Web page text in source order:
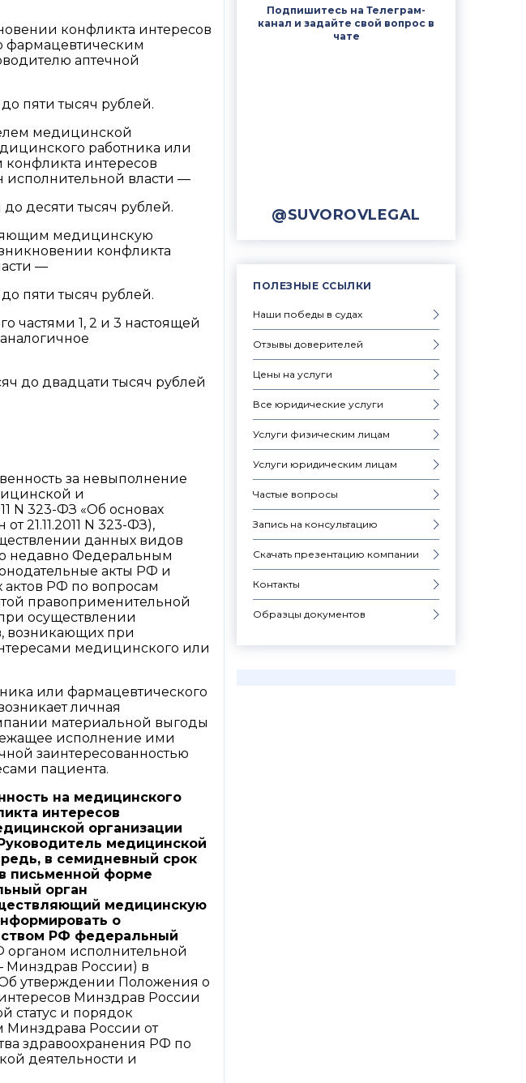
Подпишитесь на Телеграм-
канал и задайте свой вопрос в
чате
@SUVOROVLEGAL
ПОЛЕЗНЫЕ ССЫЛКИ
Наши победы в судах
Отзывы доверителей
Цены на услуги
Все юридические услуги
Услуги физическим лицам
Услуги юридическим лицам
Частые вопросы
Запись на консультацию
Скачать презентацию компании
Контакты
Образцы документов
конфликта интересов
фармацевтическим
аптечной
пяти тысяч рублей.
медицинской
работника или
интересов
исполнительной власти —
десяти тысяч рублей.
медицинскую
конфликта
—
пяти тысяч рублей.
частями 1, 2 и 3 настоящей
до двадцати тысяч рублей
за невыполнение
и
N 323-ФЗ «Об основах
21.11.2011 N 323-ФЗ),
данных видов
недавно Федеральным
акты РФ и
РФ по вопросам
правоприменительной
осуществлении
возникающих при
медицинского или
или фармацевтического
личная
материальной выгоды
исполнение ими
заинтересованностью
пациента.
на медицинского
интересов
организации
медицинской
в семидневный срок
письменной форме
орган
медицинскую
о
РФ федеральный
исполнительной
Минздрав России) в
утверждении Положения о
Минздрав России
статус и порядок
Минздрава России от
здравоохранения РФ по
деятельности и